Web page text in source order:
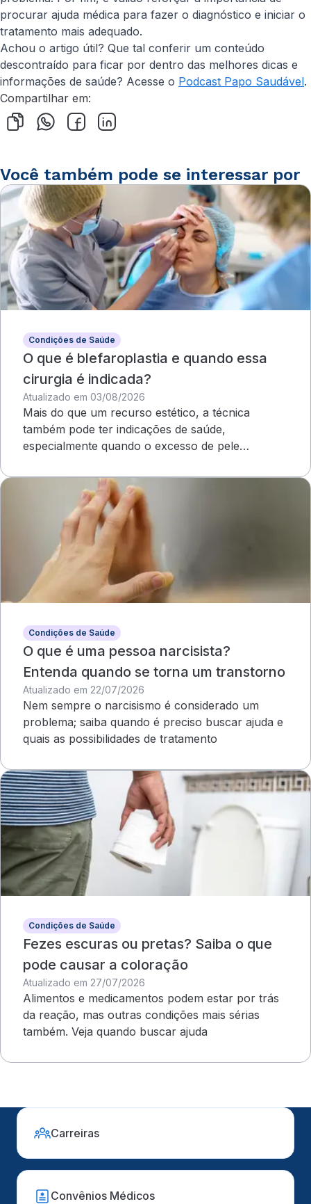
procurar ajuda médica para fazer o diagnóstico e iniciar o
tratamento mais adequado.
Achou o artigo útil? Que tal conferir um conteúdo
descontraído para ficar por dentro das melhores dicas e
informações de saúde? Acesse o Podcast Papo Saudável.
Compartilhar em:
Você também pode se interessar por
Condições de Saúde
O que é blefaroplastia e quando essa
cirurgia é indicada?
Atualizado em 03/08/2026
Mais do que um recurso estético, a técnica
também pode ter indicações de saúde,
especialmente quando o excesso de pele
Condições de Saúde
O que é uma pessoa narcisista?
Entenda quando se torna um transtorno
Atualizado em 22/07/2026
Nem sempre o narcisismo é considerado um
problema; saiba quando é preciso buscar ajuda e
quais as possibilidades de tratamento
Condições de Saúde
Fezes escuras ou pretas? Saiba o que
pode causar a coloração
Atualizado em 27/07/2026
Alimentos e medicamentos podem estar por trás
da reação, mas outras condições mais sérias
também. Veja quando buscar ajuda
Carreiras
Convênios Médicos